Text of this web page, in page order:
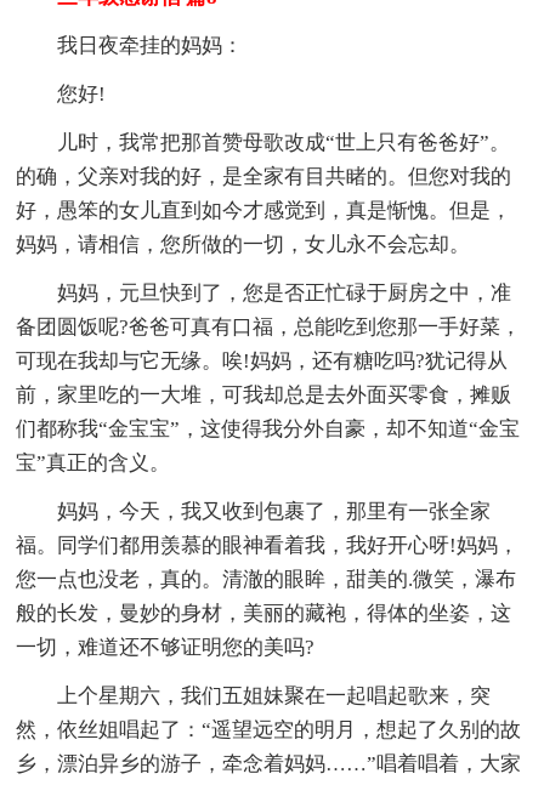
我日夜牵挂的妈妈：
您好!
儿时，我常把那首赞母歌改成“世上只有爸爸好”。
的确，父亲对我的好，是全家有目共睹的。但您对我的
好，愚笨的女儿直到如今才感觉到，真是惭愧。但是，
妈妈，请相信，您所做的一切，女儿永不会忘却。
妈妈，元旦快到了，您是否正忙碌于厨房之中，准
备团圆饭呢?爸爸可真有口福，总能吃到您那一手好菜，
可现在我却与它无缘。唉!妈妈，还有糖吃吗?犹记得从
前，家里吃的一大堆，可我却总是去外面买零食，摊贩
们都称我“金宝宝”，这使得我分外自豪，却不知道“金宝
宝”真正的含义。
妈妈，今天，我又收到包裹了，那里有一张全家
福。同学们都用羡慕的眼神看着我，我好开心呀!妈妈，
您一点也没老，真的。清澈的眼眸，甜美的.微笑，瀑布
般的长发，曼妙的身材，美丽的藏袍，得体的坐姿，这
一切，难道还不够证明您的美吗?
上个星期六，我们五姐妹聚在一起唱起歌来，突
然，依丝姐唱起了：“遥望远空的明月，想起了久别的故
乡，漂泊异乡的游子，牵念着妈妈……”唱着唱着，大家